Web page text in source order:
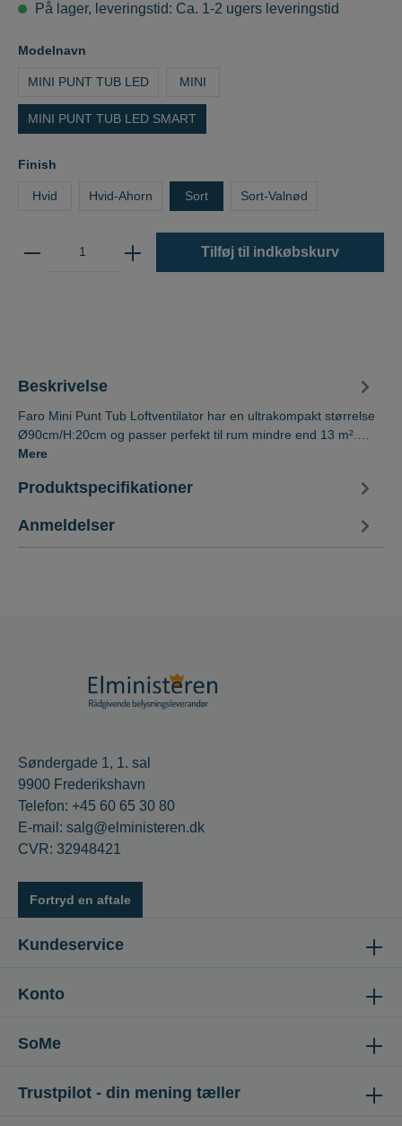
På lager, leveringstid: Ca. 1-2 ugers leveringstid
Modelnavn
MINI PUNT TUB LED MINI
MINI PUNT TUB LED SMART
Finish
Hvid Hvid-Ahorn Sort Sort-Valnød
Tilføj til indkøbskurv
Beskrivelse
Faro Mini Punt Tub Loftventilator har en ultrakompakt størrelse
Ø90cm/H:20cm og passer perfekt til rum mindre end 13 m².…
Mere
Produktspecifikationer
Anmeldelser
Trustpilot - din mening tæller
Søndergade 1, 1. sal
9900 Frederikshavn
Telefon: +45 60 65 30 80
E-mail: salg@elministeren.dk
CVR: 32948421
Fortryd en aftale
Kundeservice
Konto
SoMe